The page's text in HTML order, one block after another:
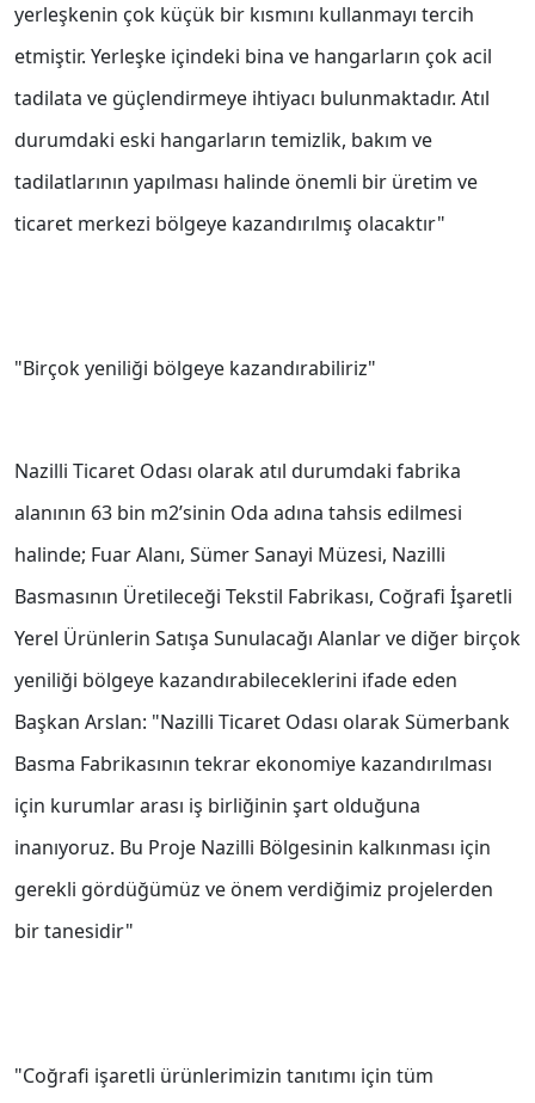
yerleşkenin çok küçük bir kısmını kullanmayı tercih
etmiştir. Yerleşke içindeki bina ve hangarların çok acil
tadilata ve güçlendirmeye ihtiyacı bulunmaktadır. Atıl
durumdaki eski hangarların temizlik, bakım ve
tadilatlarının yapılması halinde önemli bir üretim ve
ticaret merkezi bölgeye kazandırılmış olacaktır"
"Birçok yeniliği bölgeye kazandırabiliriz"
Nazilli Ticaret Odası olarak atıl durumdaki fabrika
alanının 63 bin m2’sinin Oda adına tahsis edilmesi
halinde; Fuar Alanı, Sümer Sanayi Müzesi, Nazilli
Basmasının Üretileceği Tekstil Fabrikası, Coğrafi İşaretli
Yerel Ürünlerin Satışa Sunulacağı Alanlar ve diğer birçok
yeniliği bölgeye kazandırabileceklerini ifade eden
Başkan Arslan: "Nazilli Ticaret Odası olarak Sümerbank
Basma Fabrikasının tekrar ekonomiye kazandırılması
için kurumlar arası iş birliğinin şart olduğuna
inanıyoruz. Bu Proje Nazilli Bölgesinin kalkınması için
gerekli gördüğümüz ve önem verdiğimiz projelerden
bir tanesidir"
"Coğrafi işaretli ürünlerimizin tanıtımı için tüm